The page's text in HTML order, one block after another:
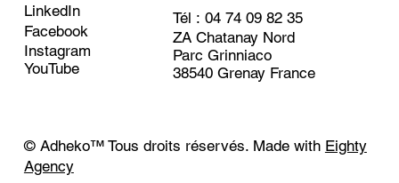
LinkedIn
Facebook
Instagram
YouTube
Tél : 04 74 09 82 35
ZA Chatanay Nord
Parc Grinniaco
38540 Grenay France
© Adheko™ Tous droits réservés. Made with Eighty
Agency